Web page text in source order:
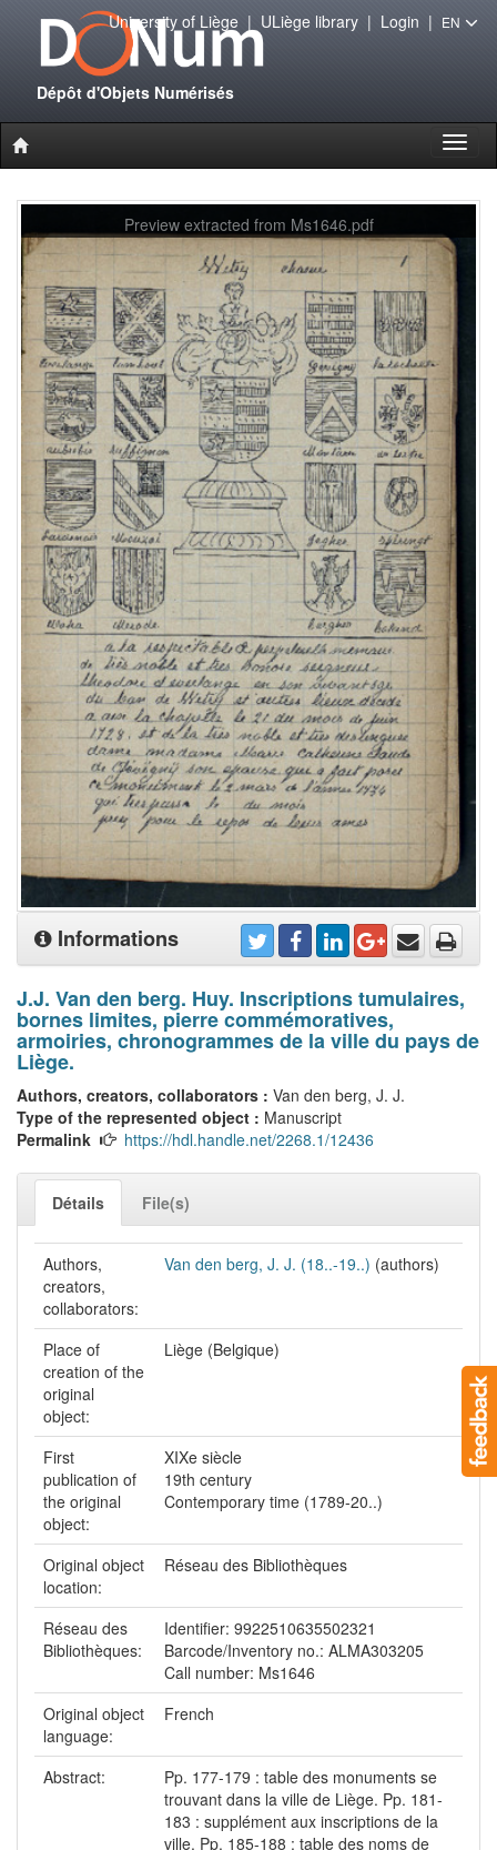
Dépôt d'Objets Numérisés
University of Liège| ULiège library| Login | EN
Preview extracted from Ms1646.pdf
Informations
J.J. Van den berg. Huy. Inscriptions tumulaires,
bornes limites, pierre commémoratives,
armoiries, chronogrammes de la ville du pays de
Liège.
Authors, creators, collaborators : Van den berg, J. J.
Type of the represented object : Manuscript
Permalink
https://hdl.handle.net/2268.1/12436
Détails File(s)
Authors,
creators,
collaborators:
Van den berg, J. J. (18..-19..) (authors)
Place of
creation of the
original
object:
Liège (Belgique)
First
publication of
the original
object:
XIXe siècle
19th century
Contemporary time (1789-20..)
Original object
location:
Réseau des Bibliothèques
Réseau des
Bibliothèques:
Identifier: 9922510635502321
Barcode/Inventory no.: ALMA303205
Call number: Ms1646
Original object
language:
French
Abstract:
Pp. 177-179 : table des monuments se
trouvant dans la ville de Liège. Pp. 181-
183 : supplément aux inscriptions de la
ville. Pp. 185-188 : table des noms de